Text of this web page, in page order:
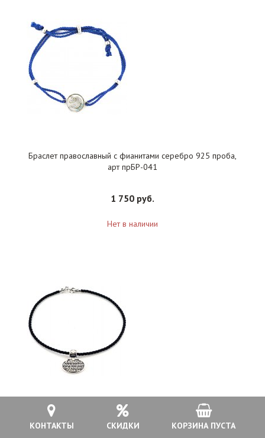
КОНТАКТЫ СКИДКИ КОРЗИНА ПУСТА
Браслет православный с фианитами серебро 925 проба,
арт прБР-041
1 750 руб.
Нет в наличии
Браслет серебряный женский 925 проба Псалом 90, арт
прБР-042